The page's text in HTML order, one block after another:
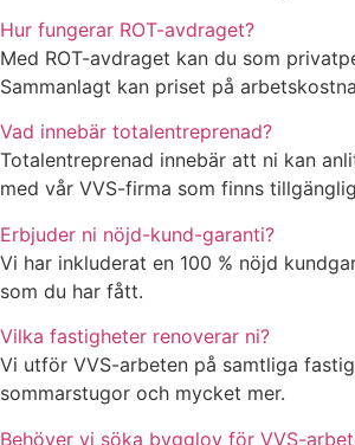
Hur fungerar ROT-avdraget?
Med ROT-avdraget kan du som
Sammanlagt kan priset på
Vad innebär totalentreprenad?
Totalentreprenad innebär att ni kan
med vår VVS-firma som finns
Erbjuder ni nöjd-kund-garanti?
Vi har inkluderat en 100 % nöjd
som du har fått.
Vilka fastigheter renoverar ni?
Vi utför VVS-arbeten på samtliga
sommarstugor och mycket mer.
Behöver vi söka bygglov för VVS-